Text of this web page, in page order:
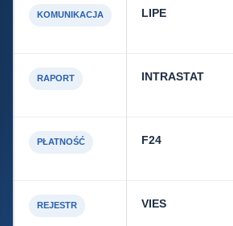
KOMUNIKACJA LIPE
RAPORT INTRASTAT
PŁATNOŚĆ F24
REJESTR VIES